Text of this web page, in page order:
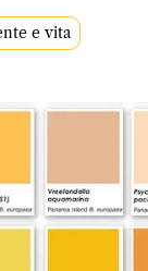
e vita